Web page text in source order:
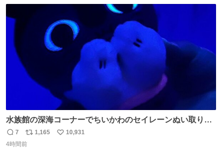
水族館の深海コーナーでちいかわのセイレーンぬい取り出
したら目光っててビビりました #ちいかわ
返
信
7
リ
ポ
1,165
い
10,931
4時間前